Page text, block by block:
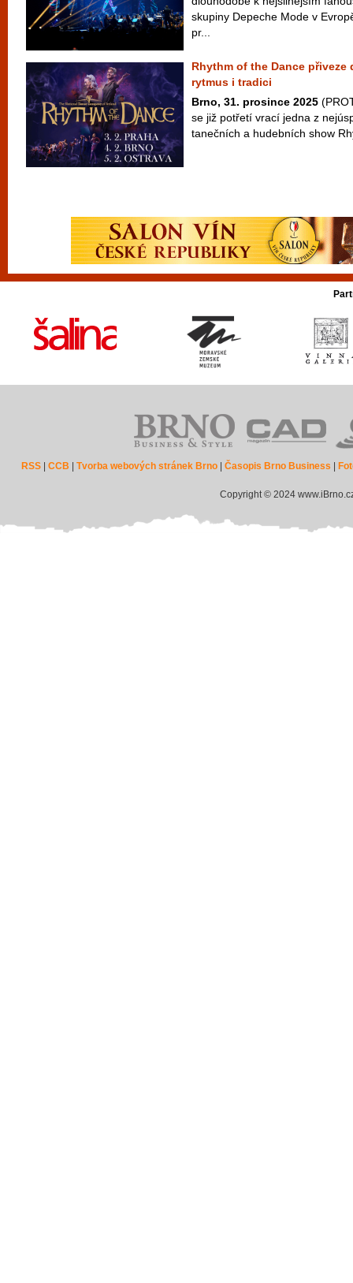
skupiny Depeche Mode v
pr...
Rhythm of the Dance přiveze
rytmus i tradici
Brno, 31. prosince 2025
se již potřetí vrací jedna z
tanečních a hudebních show
RSS |CCB |Tvorba webových stránek Brno |Časopis Brno Business
Copyright © 2024